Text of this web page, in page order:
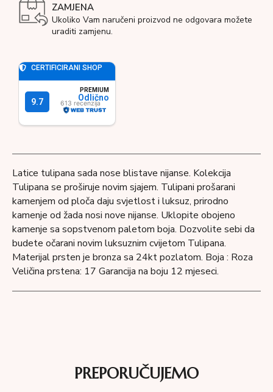
ZAMJENA
Ukoliko Vam naručeni proizvod ne odgovara možete
uraditi zamjenu.
Latice tulipana sada nose blistave nijanse. Kolekcija
Tulipana se proširuje novim sjajem. Tulipani prošarani
kamenjem od ploča daju svjetlost i luksuz, prirodno
kamenje od žada nosi nove nijanse. Uklopite obojeno
kamenje sa sopstvenom paletom boja. Dozvolite sebi da
budete očarani novim luksuznim cvijetom Tulipana.
Materijal prsten je bronza sa 24kt pozlatom. Boja : Roza
Veličina prstena: 17 Garancija na boju 12 mjeseci.
PREPORUČUJEMO